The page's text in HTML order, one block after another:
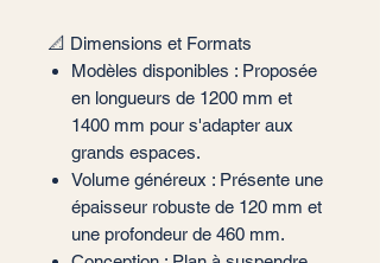
📐 Dimensions et Formats
Modèles disponibles : Proposée
en longueurs de 1200 mm et
1400 mm pour s'adapter aux
grands espaces.
Volume généreux : Présente une
épaisseur robuste de 120 mm et
une profondeur de 460 mm.